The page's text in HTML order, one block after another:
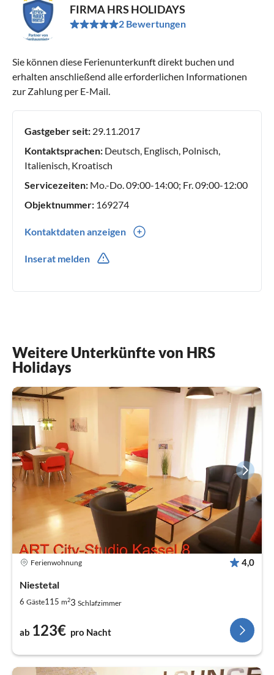
FIRMA HRS HOLIDAYS
2 Bewertungen
Sie können diese Ferienunterkunft direkt buchen und
erhalten anschließend alle erforderlichen Informationen
zur Zahlung per E-Mail.
Gastgeber seit: 29.11.2017
Kontaktsprachen: Deutsch, Englisch, Polnisch,
Italienisch, Kroatisch
Servicezeiten: Mo.-Do. 09:00-14:00; Fr. 09:00-12:00
Objektnummer: 169274
Kontaktdaten anzeigen
Inserat melden
Weitere Unterkünfte von HRS
Holidays
Ferienwohnung 4,0
Niestetal
6 Gäste115 m23 Schlafzimmer
ab 123€ pro Nacht